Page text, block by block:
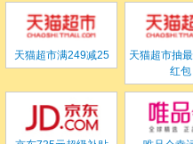
天猫超市满249减25 天猫超市抽
红包